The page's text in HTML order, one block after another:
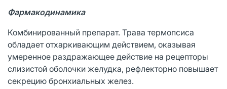
Фармакодинамика
Комбинированный препарат. Трава термопсиса
обладает отхаркивающим действием, оказывая
умеренное раздражающее действие на рецепторы
слизистой оболочки желудка, рефлекторно повышает
секрецию бронхиальных желез.